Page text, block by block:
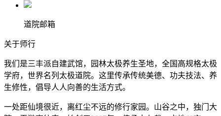
道院邮箱
关于师行
我们是三丰派自建武馆，园林太极养生圣地，全国高规格太极
学府，世界名列太极道院。这里传承传统美德、功夫技法、养
生修性，倡导人人向善的生活方式。
一处距仙境很近，离红尘不远的修行家园。山谷之中，独门大